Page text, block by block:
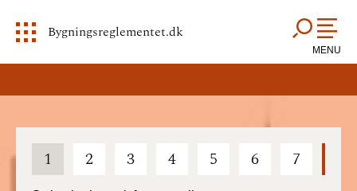
Bygningsreglementet.dk
MENU
1 2 3 4 5 6 7